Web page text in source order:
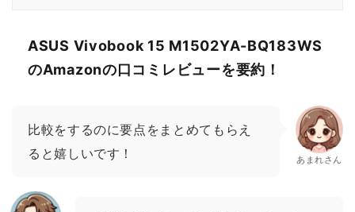
ASUS Vivobook 15 M1502YA-BQ183WS
のAmazonの口コミレビューを要約！
比較をするのに要点をまとめてもらえ
ると嬉しいです！
あまれさん